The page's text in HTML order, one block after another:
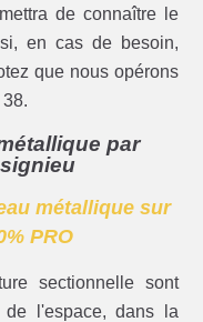
de connaître le
en cas de besoin,
que nous opérons
par
métallique sur
PRO
sectionnelle sont
de l'espace, dans la